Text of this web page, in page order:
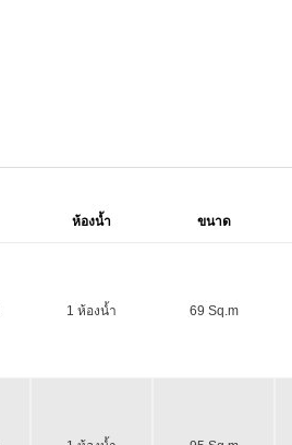
ห้องน้ำ ขนาด
1 ห้องน้ำ 69 Sq.m